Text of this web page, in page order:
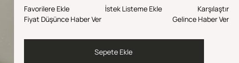
Favorilere Ekle İstek Listeme Ekle
Karşılaştır
Fiyat Düşünce Haber Ver
Gelince Haber Ver